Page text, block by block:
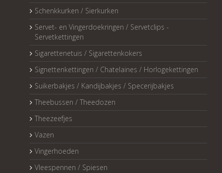
Schenkkurken / Sierkurken
Servet- en Vingerdoekringen / Servetclips -
Servetkettingen
Sigarettenetuis / Sigarettenkokers
Signettenkettingen / Chatelaines / Horlogekettingen
Suikerbakjes / Kandijbakjes / Specerijbakjes
Theebussen / Theedozen
Theezeefjes
Vazen
Vingerhoeden
Vleespennen / Spiesen